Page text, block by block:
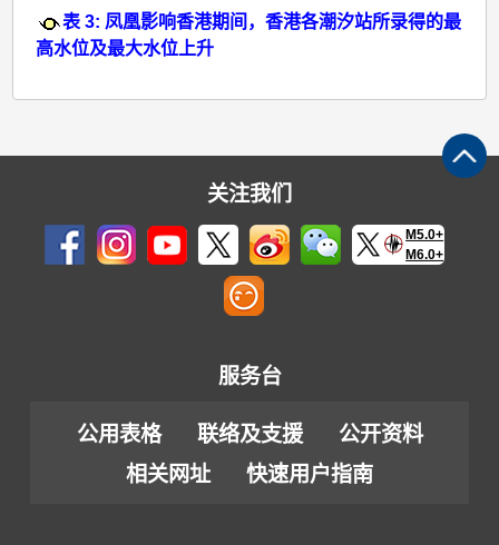
表 3: 凤凰影响香港期间，香港各潮汐站所录得的最
高水位及最大水位上升
关注我们
M5.0+
M6.0+
服务台
公用表格 联络及支援
公开资料
相关网址
快速用户指南